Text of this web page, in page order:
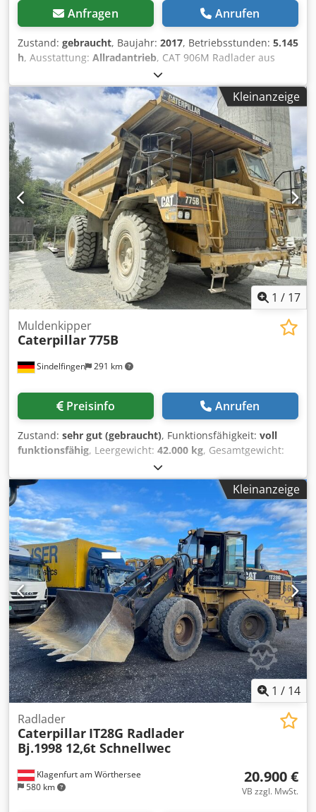
Anfragen Anrufen
Zustand: gebraucht, Baujahr: 2017, Betriebsstunden: 5.145
h, Ausstattung: Allradantrieb, CAT 906M Radlader aus
Baujahr 2017 mit Schaufel & Gabel ! Dcedpszp Ayisfx Ac
Eok ----* Hersteller: CAT * Typ: 906M * Baujahr: 2017 *
Abgelesene Betriebsstunden: ca. 5.145 * Mit Schaufel &
Gabel * Deutsche Maschine, 1. Hand * Hydraulischer
Schnellwechsler * CE Erklärung & Datenbestätigung
vorhanden * Weitere Fotos + Video auf Anfrage (Whats APP
Erik) * Preis: 26.900 Euro, netto + 19% MwSt. ----Für weitere
Fragen bitte anrufen: For more question please call: Erik
Kortum: Whats App ?Alle Angaben ohne Gewähr und
Garantie, Irrtümer und Zwischenverkauf vorbehalten. ?
Kleinanzeige
1 / 17
Sindelfingen 291 km
Muldenkipper
Caterpillar775B
Preisinfo Anrufen
Zustand: sehr gut (gebraucht), Funktionsfähigkeit: voll
funktionsfähig, Leergewicht: 42.000 kg, Gesamtgewicht:
, Betriebsstunden:
Baujahr 2009 (certified rebuild) * 9.880 Stunden * Motor
Cat 3412 DI V12 (760 PS / 567 kW) Dedpjzm Hl Rsfx Ac Eeck
* Nutzlast: 60 t * Leergewicht: 42.000 kg * zulässiges
Gesamtgewicht 102.000 kg * Fassungsvermögen 39,3 m³ *
Top Zustand
Kleinanzeige
1 / 14
Klagenfurt am Wörthersee
580 km
Radlader
Caterpillar IT28G Radlader
Bj.1998 12,6t Schnellwec
20.900 €
VB zzgl. MwSt.